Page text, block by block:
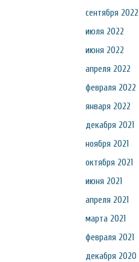
сентября 2022
июля 2022
июня 2022
апреля 2022
февраля 2022
января 2022
декабря 2021
ноября 2021
октября 2021
июня 2021
апреля 2021
марта 2021
февраля 2021
декабря 2020